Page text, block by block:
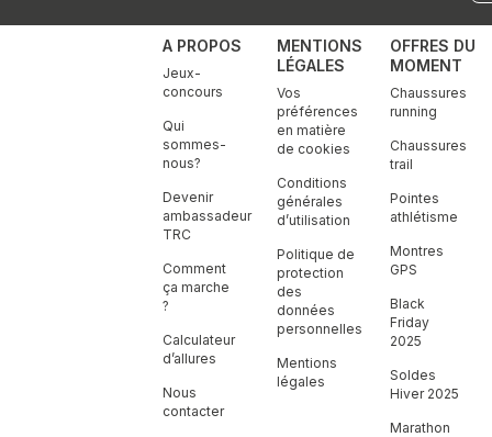
A PROPOS
Jeux-
concours
Qui
sommes-
nous?
Devenir
ambassadeur
TRC
Comment
ça marche
?
Calculateur
d’allures
Nous
contacter
MENTIONS
LÉGALES
Vos
préférences
en matière
de cookies
Conditions
générales
d’utilisation
Politique de
protection
des
données
personnelles
Mentions
légales
OFFRES DU
MOMENT
Chaussures
running
Chaussures
trail
Pointes
athlétisme
Montres
GPS
Black
Friday
2025
Soldes
Hiver 2025
Marathon